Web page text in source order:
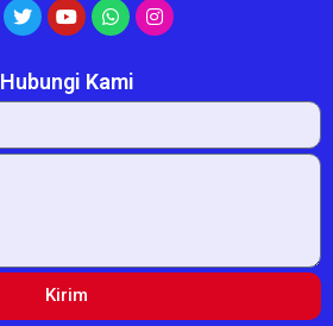
Hubungi Kami
Kirim